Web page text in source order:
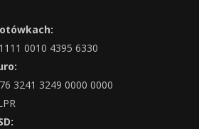
0010 4395 6330
3241 3249 0000 0000